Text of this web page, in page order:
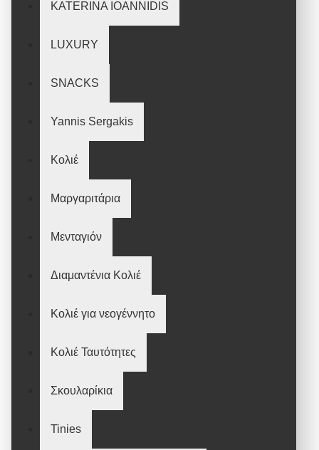
KATERINA IOANNIDIS
LUXURY
SNACKS
Yannis Sergakis
Κολιέ
Μαργαριτάρια
Μενταγιόν
Διαμαντένια Κολιέ
Κολιέ για νεογέννητο
Κολιέ Ταυτότητες
Σκουλαρίκια
Tinies